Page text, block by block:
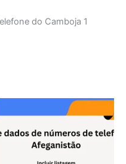
do Camboja 1